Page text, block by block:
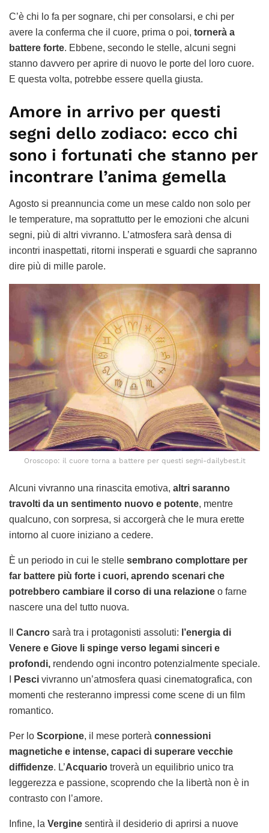
C’è chi lo fa per sognare, chi per consolarsi, e chi per
avere la conferma che il cuore, prima o poi, tornerà a
battere forte. Ebbene, secondo le stelle, alcuni segni
stanno davvero per aprire di nuovo le porte del loro cuore.
E questa volta, potrebbe essere quella giusta.
Amore in arrivo per questi
segni dello zodiaco: ecco chi
sono i fortunati che stanno per
incontrare l’anima gemella
Agosto si preannuncia come un mese caldo non solo per
le temperature, ma soprattutto per le emozioni che alcuni
segni, più di altri vivranno. L’atmosfera sarà densa di
incontri inaspettati, ritorni insperati e sguardi che sapranno
dire più di mille parole.
Oroscopo: il cuore torna a battere per questi segni-dailybest.it
Alcuni vivranno una rinascita emotiva, altri saranno
travolti da un sentimento nuovo e potente, mentre
qualcuno, con sorpresa, si accorgerà che le mura erette
intorno al cuore iniziano a cedere.
È un periodo in cui le stelle sembrano complottare per
far battere più forte i cuori, aprendo scenari che
potrebbero cambiare il corso di una relazione o farne
nascere una del tutto nuova.
Cancro sarà tra i protagonisti assoluti: l’energia di
Venere e Giove li spinge verso legami sinceri e
profondi, rendendo ogni incontro potenzialmente speciale.
Pesci vivranno un’atmosfera quasi cinematografica, con
momenti che resteranno impressi come scene di un film
romantico.
Per lo Scorpione, il mese porterà connessioni
magnetiche e intense, capaci di superare vecchie
diffidenze. L’Acquario troverà un equilibrio unico tra
leggerezza e passione, scoprendo che la libertà non è in
contrasto con l’amore.
Infine, la Vergine sentirà il desiderio di aprirsi a nuove